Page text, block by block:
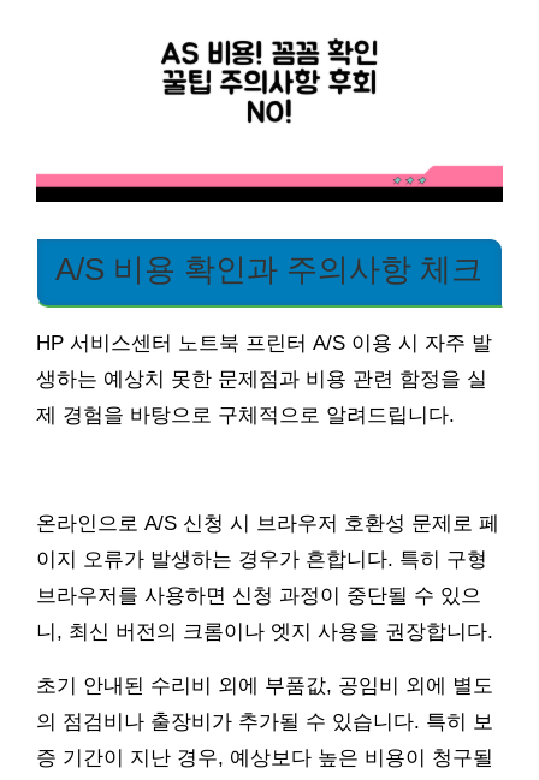
A/S 비용 확인과 주의사항 체크
HP 서비스센터 노트북 프린터 A/S 이용 시 자주 발
생하는 예상치 못한 문제점과 비용 관련 함정을 실
제 경험을 바탕으로 구체적으로 알려드립니다.
온라인으로 A/S 신청 시 브라우저 호환성 문제로 페
이지 오류가 발생하는 경우가 흔합니다. 특히 구형
브라우저를 사용하면 신청 과정이 중단될 수 있으
니, 최신 버전의 크롬이나 엣지 사용을 권장합니다.
초기 안내된 수리비 외에 부품값, 공임비 외에 별도
의 점검비나 출장비가 추가될 수 있습니다. 특히 보
증 기간이 지난 경우, 예상보다 높은 비용이 청구될